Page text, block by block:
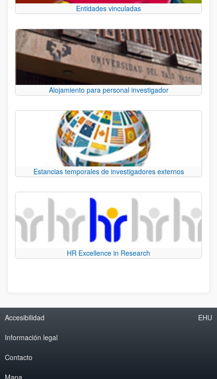
Entidades vinculadas
Alojamiento para personal investigador
Estancias temporales de investigadores externos
HR Excellence in Research
Accesibilidad
Información legal
Contacto
EHU